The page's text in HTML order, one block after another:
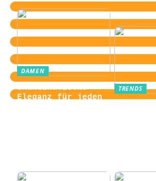
DAMEN
Skandinavische
Eleganz für jeden
TRENDS